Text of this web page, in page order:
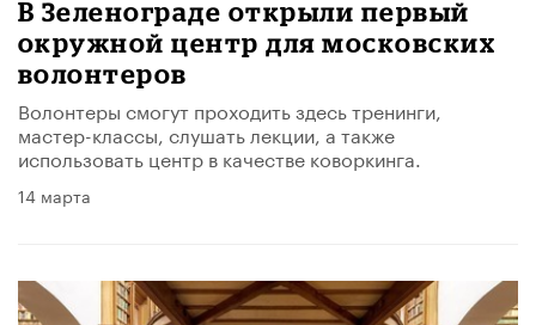
В Зеленограде открыли первый
окружной центр для московских
волонтеров
Волонтеры смогут проходить здесь тренинги,
мастер-классы, слушать лекции, а также
использовать центр в качестве коворкинга.
14 марта